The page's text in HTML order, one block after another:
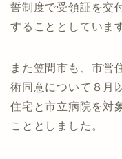
誓制度で受領証を交
することとしていま
また笠間市も、市営
術同意について８月
住宅と市立病院を対
こととしました。